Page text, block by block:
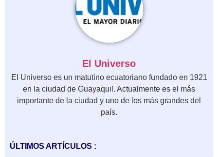
El Universo
El Universo es un matutino ecuatoriano fundado en 1921
en la ciudad de Guayaquil. Actualmente es el más
importante de la ciudad y uno de los más grandes del
país.
ÚLTIMOS ARTÍCULOS :